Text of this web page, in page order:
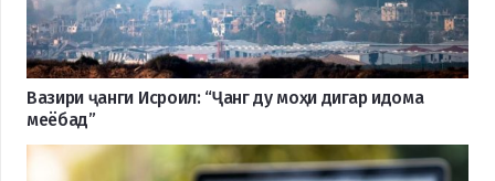
Вазири ҷанги Исроил: “Ҷанг ду моҳи дигар идома
меёбад”